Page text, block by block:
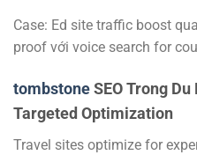
Case: Ed site traffic boost
proof với voice search for
tombstoneSEO Trong
Targeted Optimization
Travel sites optimize for